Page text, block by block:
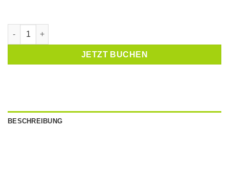
Schöne neue Welt der Darmdiagnostik – Von Antitrypsin bis
JETZT BUCHEN
BESCHREIBUNG